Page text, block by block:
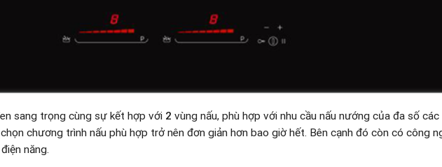
sang trọng cùng sự kết hợp với 2 vùng nấu, phù hợp với nhu cầu nấu nướng của đa số
chương trình nấu phù hợp trở nên đơn giản hơn bao giờ hết. Bên cạnh đó còn có công
năng.